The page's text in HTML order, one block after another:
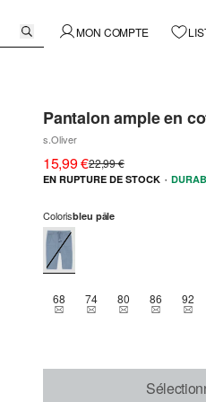
MON COMPTE
Pantalon ample en
s.Oliver
15,99 €22,99 €
EN RUPTURE DE STOCK ·
Colorisbleu pâle
68THIS SIZE IS CURRENTLY
74THIS SIZE IS
80THIS SIZE IS
86THIS SIZE
92